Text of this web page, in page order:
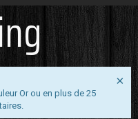
Or ou en plus de 25
×